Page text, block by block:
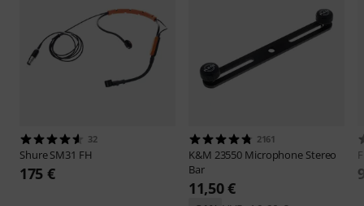
32
ShureSM31 FH
175 €
2161
K&M 23550 Microphone Stereo
Bar
11,50 €